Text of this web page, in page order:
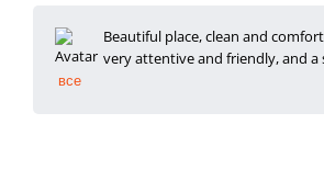
Beautiful place, clean and
very attentive and friendly, and a
все